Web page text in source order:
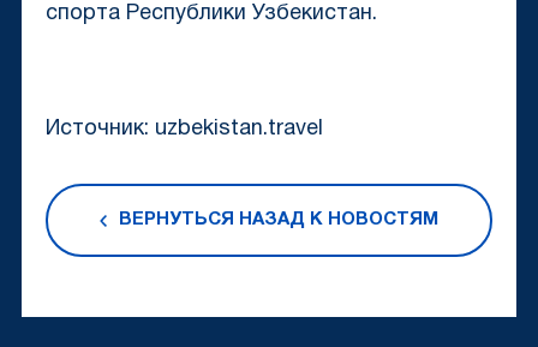
спорта Республики Узбекистан.
Источник: uzbekistan.travel
ВЕРНУТЬСЯ НАЗАД К НОВОСТЯМ